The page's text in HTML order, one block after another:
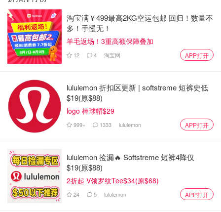
淘宝满￥499最高2KG空运包邮 回归！数量不
多！手慢无！
羊毛返场！3重高额保障叠加
12 4 淘宝网 APP打开
lululemon 折扣区更新 | softstreme 短裤史低
$19(原$88)
logo 棒球帽$29
999+ 1333 lululemon APP打开
lululemon 捡漏🔥 Softstreme 短裤4降仅
$19(原$88)
2折起 V领罗纹Tee$34(原$68)
24 5 lululemon APP打开